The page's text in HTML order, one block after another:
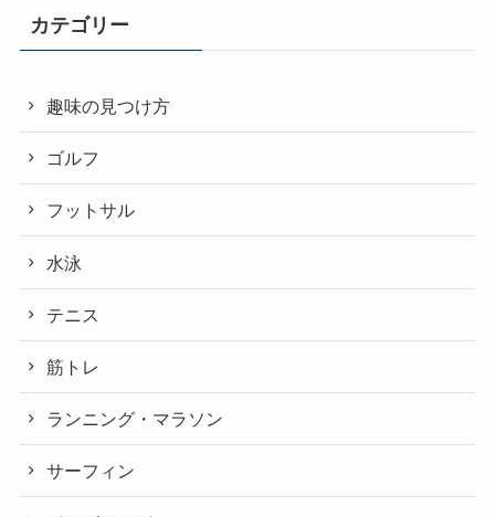
カテゴリー
趣味の見つけ方
ゴルフ
フットサル
水泳
テニス
筋トレ
ランニング・マラソン
サーフィン